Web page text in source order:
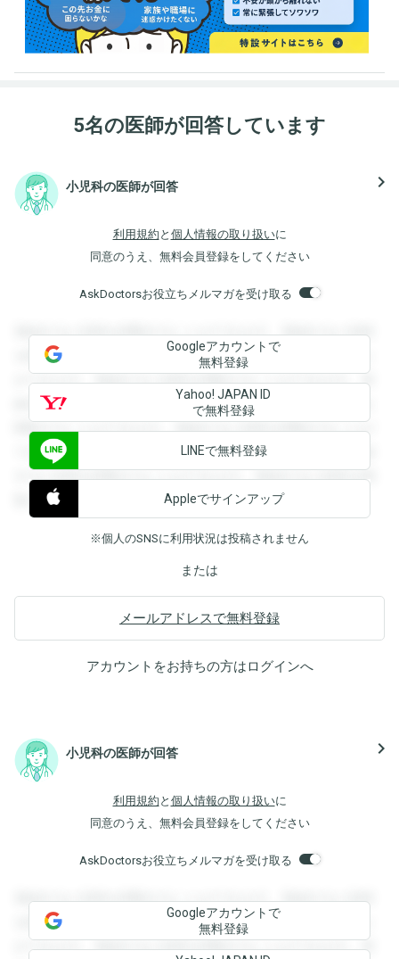
5名の医師が回答しています
小児科の医師が回答 navigate_next
利用規約 と 個人情報の取り扱いに
同意のうえ、無料会員登録をしてください
AskDoctorsお役立ちメルマガを受け取る
登録すると回答を閲覧することができます。登録すると回答
を閲覧することができます。登録すると回答を閲覧すること
ができます。登録すると回答を閲覧することができます。登
録すると回答を閲覧することができます。登録すると回答を
閲覧することができます。登録すると回答を閲覧することが
できます。登録すると回答を閲覧することができます。登録
すると回答を閲覧することができます。登録すると回答を閲
覧することができます。
Googleアカウントで
無料登録
Yahoo! JAPAN ID
で無料登録
LINEで無料登録
Appleでサインアップ
※個人のSNSに利用状況は投稿されません
または
メールアドレスで無料登録
アカウントをお持ちの方はログインへ
小児科の医師が回答 navigate_next
利用規約 と 個人情報の取り扱いに
同意のうえ、無料会員登録をしてください
AskDoctorsお役立ちメルマガを受け取る
登録すると回答を閲覧することができます。登録すると回答
を閲覧することができます。登録すると回答を閲覧すること
ができます。登録すると回答を閲覧することができます。登
Googleアカウントで
無料登録